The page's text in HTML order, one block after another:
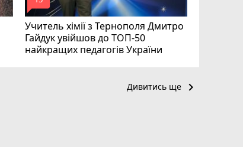
Учитель хімії з Тернополя Дмитро
Гайдук увійшов до ТОП-50
найкращих педагогів України
Дивитись ще keyboard_arrow_right